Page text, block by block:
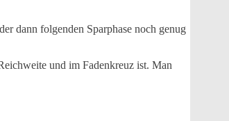
dann folgenden Sparphase noch genug
und im Fadenkreuz ist. Man